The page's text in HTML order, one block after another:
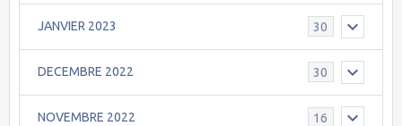
JANVIER 2023 30
DECEMBRE 2022 30
NOVEMBRE 2022 16